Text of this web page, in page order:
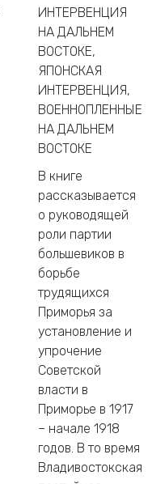
ИНТЕРВЕНЦИЯ
НА ДАЛЬНЕМ
ВОСТОКЕ,
ЯПОНСКАЯ
ИНТЕРВЕНЦИЯ,
ВОЕННОПЛЕННЫЕ
НА ДАЛЬНЕМ
ВОСТОКЕ
В книге
рассказывается
о руководящей
роли партии
большевиков в
борьбе
трудящихся
Приморья за
установление и
упрочение
Советской
власти в
Приморье в 1917
– начале 1918
годов. В то время
Владивостокская